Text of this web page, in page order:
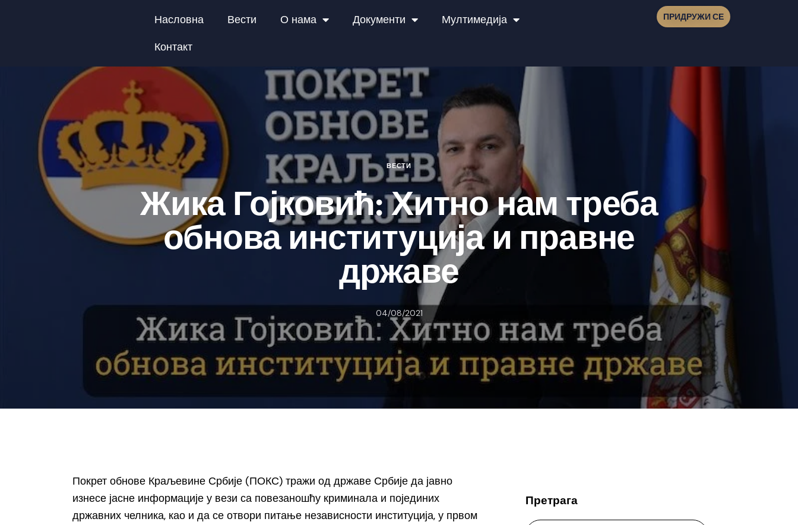
Насловна Вести О нама Документи
Мултимедија
Контакт
ПРИДРУЖИ СЕ
ВЕСТИ
Жика Гојковић: Хитно нам треба
обнова институција и правне
државе
04/08/2021
Покрет обнове Краљевине Србије (ПОКС) тражи од државе Србије да јавно
изнесе јасне информације у вези са повезаношћу криминала и појединих
државних челника, као и да се отвори питање независности институција, у првом
Претрага